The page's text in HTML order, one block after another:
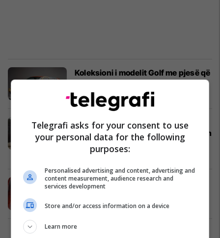
Koleksioni i modelit Golf me pjesë që
Auto Fun 04/05/2019
Balenën e ngordhur nuk mundën ta
hedhin në kontejner, e lan tërë natën
Dështime 21/09/2018
Gaforrja ngjitet në pemë për të
Interesante 11/11/2017
Telegrafi asks for your consent to use
your personal data for the following
purposes:
Personalised advertising and content, advertising and
content measurement, audience research and
services development
Store and/or access information on a device
Learn more